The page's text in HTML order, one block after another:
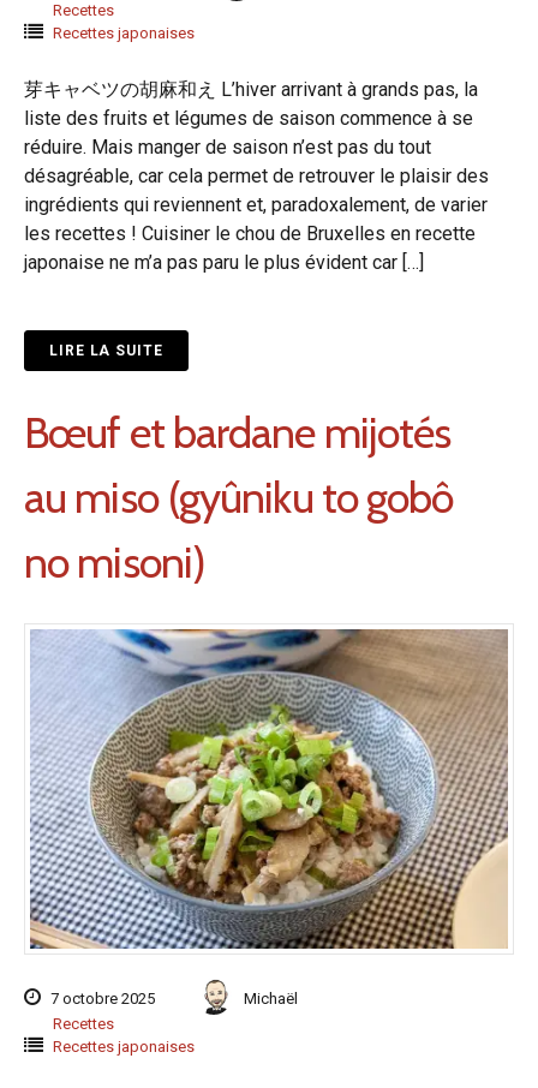
Recettes
Recettes japonaises
芽キャベツの胡麻和え L’hiver arrivant à grands pas, la
liste des fruits et légumes de saison commence à se
réduire. Mais manger de saison n’est pas du tout
désagréable, car cela permet de retrouver le plaisir des
ingrédients qui reviennent et, paradoxalement, de varier
les recettes ! Cuisiner le chou de Bruxelles en recette
japonaise ne m’a pas paru le plus évident car […]
LIRE LA SUITE
Bœuf et bardane mijotés
au miso (gyûniku to gobô
no misoni)
7 octobre 2025
Michaël
Recettes
Recettes japonaises